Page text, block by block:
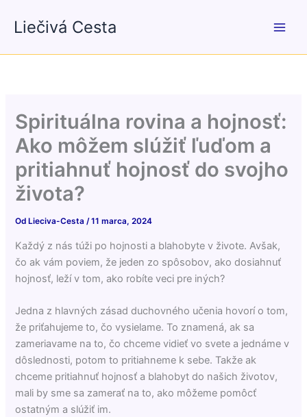
Liečivá Cesta
Spirituálna rovina a hojnosť:
Ako môžem slúžiť ľuďom a
pritiahnuť hojnosť do svojho
života?
Od Lieciva-Cesta/11 marca, 2024
Každý z nás túži po hojnosti a blahobyte v živote. Avšak,
čo ak vám poviem, že jeden zo spôsobov, ako dosiahnuť
hojnosť, leží v tom, ako robíte veci pre iných?
Jedna z hlavných zásad duchovného učenia hovorí o tom,
že priťahujeme to, čo vysielame. To znamená, ak sa
zameriavame na to, čo chceme vidieť vo svete a jednáme v
dôslednosti, potom to pritiahneme k sebe. Takže ak
chceme pritiahnuť hojnosť a blahobyt do našich životov,
mali by sme sa zamerať na to, ako môžeme pomôcť
ostatným a slúžiť im.